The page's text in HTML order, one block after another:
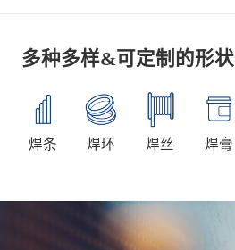
多种多样&可定制的形状
焊条 焊环 焊丝 焊膏